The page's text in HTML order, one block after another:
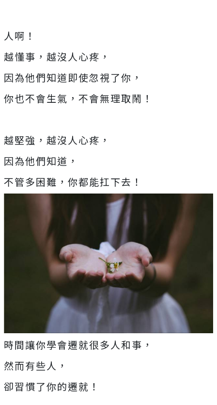
人啊！
越懂事，越沒人心疼，
因為他們知道即使忽視了你，
你也不會生氣，不會無理取鬧！
越堅強，越沒人心疼，
因為他們知道，
不管多困難，你都能扛下去！
時間讓你學會遷就很多人和事，
然而有些人，
卻習慣了你的遷就！